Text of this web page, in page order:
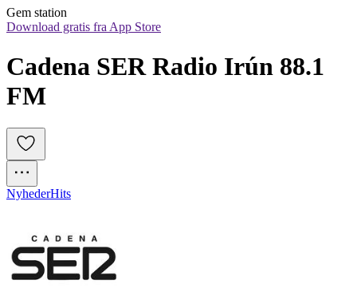
Gem station
Download gratis fra App Store
Cadena SER Radio Irún 88.1
FM
NyhederHits